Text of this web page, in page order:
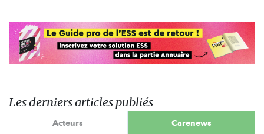
Les derniers articles publiés
Acteurs Carenews